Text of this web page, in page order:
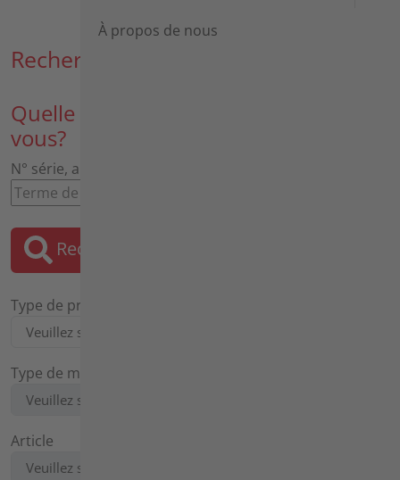
Recherche de pièce de rechange
Quelle pièce de rechange recherchez-
vous?
N° série, article, désignation, moteur, planche
Rechercher
Type de produit
Type de machine
Article
À propos de nous